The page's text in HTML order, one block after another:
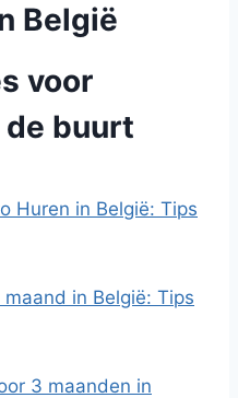
België
voor
de buurt
Huren in België: Tips
in België: Tips
3 maanden in